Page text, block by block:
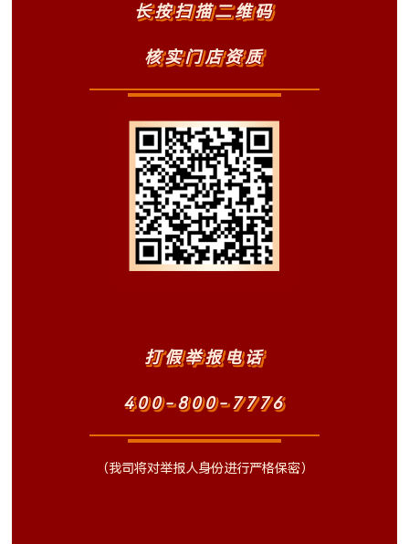
长按扫描二维码
核实门店资质
打假举报电话
400-800-7776
（我司将对举报人身份进行严格保密）